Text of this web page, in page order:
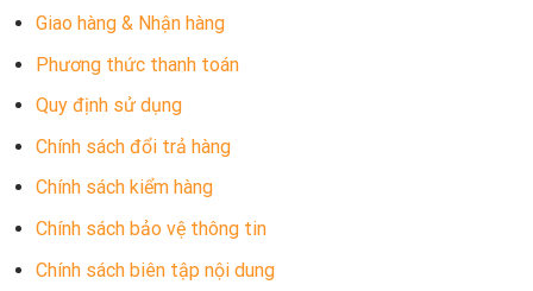
Giao hàng & Nhận hàng
Phương thức thanh toán
Quy định sử dụng
Chính sách đổi trả hàng
Chính sách kiểm hàng
Chính sách bảo vệ thông tin
Chính sách biên tập nội dung